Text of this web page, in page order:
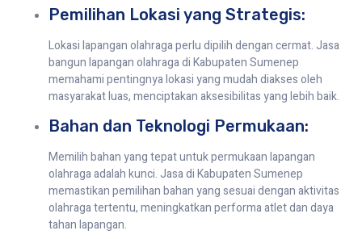
Pemilihan Lokasi yang Strategis:
Lokasi lapangan olahraga perlu dipilih dengan cermat. Jasa
bangun lapangan olahraga di Kabupaten Sumenep
memahami pentingnya lokasi yang mudah diakses oleh
masyarakat luas, menciptakan aksesibilitas yang lebih baik.
Bahan dan Teknologi Permukaan:
Memilih bahan yang tepat untuk permukaan lapangan
olahraga adalah kunci. Jasa di Kabupaten Sumenep
memastikan pemilihan bahan yang sesuai dengan aktivitas
olahraga tertentu, meningkatkan performa atlet dan daya
tahan lapangan.